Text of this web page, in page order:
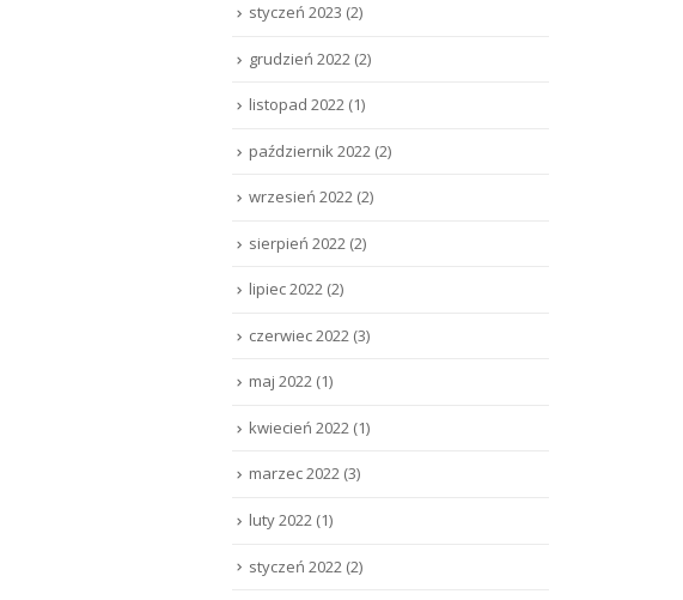
styczeń 2023 (2)
grudzień 2022 (2)
listopad 2022 (1)
październik 2022 (2)
wrzesień 2022 (2)
sierpień 2022 (2)
lipiec 2022 (2)
czerwiec 2022 (3)
maj 2022 (1)
kwiecień 2022 (1)
marzec 2022 (3)
luty 2022 (1)
styczeń 2022 (2)